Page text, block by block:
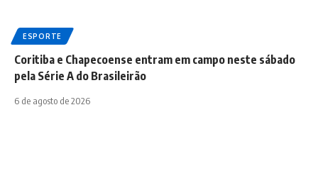
ESPORTE
Coritiba e Chapecoense entram em campo neste sábado
pela Série A do Brasileirão
6 de agosto de 2026